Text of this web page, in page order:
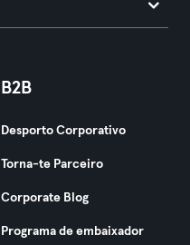
B2B
Desporto Corporativo
Torna-te Parceiro
Corporate Blog
Programa de embaixador